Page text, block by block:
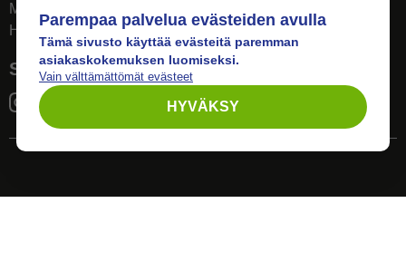
Ma–Pe 8–17
Huom! Myymälän poikkeusaukiolot: 27.7.-21.8. klo 8-16
Seuraa meitä
Parempaa palvelua evästeiden avulla
Tämä sivusto käyttää evästeitä paremman
asiakaskokemuksen luomiseksi.
Vain välttämättömät evästeet
HYVÄKSY